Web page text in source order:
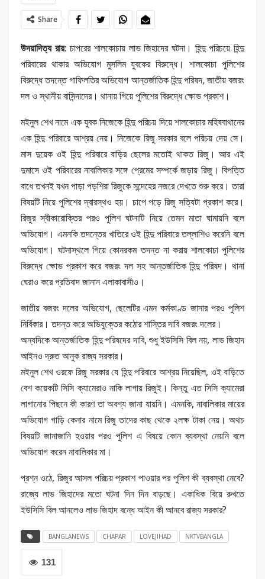
Share
উদয়াদিত্য রায়: চাপরের শালকোচায় লাভ জিহাদের ঘটনা। হিন্দু পরিচয়ে হিন্দু
পরিবারের থাকার অভিযোগ মুসলিম যুবকের বিরুদ্ধে। শালকোচা পুলিশের
বিরুদ্ধে তদন্তে গাফিলতির অভিযোগ আন্তর্জাতিক হিন্দু পরিষদ, জাতীয় বজরং
দল ও স্থানীয় বাসিন্দাদের। থানায় গিয়ে পুলিশের বিরুদ্ধে ক্ষোভ প্রকাশ।
মইনুল শেখ নামে এক যুবক নিজেকে হিন্দু পরিচয় দিয়ে শালকোচার মহিষবাথানের
এক হিন্দু পরিবারে আশ্রয় নেয়। নিজেকে রিজু সরকার বলে পরিচয় দেয় সে।
মাস দুয়েক ওই হিন্দু পরিবারে বাড়ির ছেলের মতোই থাকত রিজু। আর এই
দুমাসে ওই পরিবারের নাবালিকার সঙ্গে প্রেমের সম্পর্কে জড়ায় রিজু। বিপত্তি
বাধে তখনই যখন পাড়া পড়শিরা রিজুকে সন্দেহের নজরে দেখতে শুরু করে। তারা
বিষয়টি নিয়ে পুলিশের দ্বারস্থও হয়। চাপে পড়ে রিজু সত্যিটা প্রকাশ করে।
রিজুর স্বীকারোক্তির পরও পুলিশ ঘটনাটি নিয়ে তেমন মাতা ঘামায়নি বলে
অভিযোগ। এমনকি তদন্তের খাতিরে ওই হিন্দু পরিবারে তল্লাশিও করেনি বলে
অভিযোগ। ঘটনাস্থলে গিয়ে কোনরকম তদন্ত না করায় শালকোচা পুলিশের
বিরুদ্ধে ক্ষোভ প্রকাশ করে বজরং দল সহ আন্তর্জাতিক হিন্দু পরিষদ। থানা
ঘেরাও করে প্রতিবাদ জানান এলাকাবাসীও।
জাতীয় বজরং দলের অভিযোগ, ছেলেটির এমন কর্মকাণ্ড জানার পরও পুলিশ
নির্বিকার। তদন্ত করে অভিযুক্তের কঠোর শাস্তির দাবি বজরং দলের।
অন্যদিকে আন্তর্জাতিক হিন্দু পরিষদের দাবি, শুধু ইউসিসি বিল নয়, লাভ জিহাদ
আইনও দ্রুত আনুক রাজ্য সরকার।
মইনুল শেখ ওরফে রিজু সরকার যে হিন্দু পরিবারে আশ্রয় নিয়েছিল, ওই বাড়িতে
বেশ কয়েকটি সিসি ক্যামেরাও নাকি লাগায় রিজুই। কিন্তু এত সিসি ক্যামেরা
লাগানোর পিছনে কী কারণ তা অবশ্য জানা যায়নি। এমনকি, নাবালিকার মায়ের
অভিযোগ গাড়ি কেনার নামে রিজু তাদের কাছ থেকে ২লক্ষ টাকা নেয়। অথচ
বিষয়টি জানাজানি হওয়ার পরও পুলিশ এ বিষয়ে কোন ব্যবস্থা নেয়নি বলে
অভিযোগ করেন নাবালিকার মা।
প্রশ্ন ওঠে, রিজুর আসল পরিচয় প্রকাশ পাওয়ার পর পুলিশ কী ব্যবস্থা নেবে?
রাজ্যে লাভ জিহাদের মতো ঘটনা দিন দিন বাড়ছে। একাধিক বিয়ে রুখতে
ইউসিসি বিল আনলেও লাভ জিহাদ বন্ধে আইন কী আনবে রাজ্য সরকার?
BANGLANEWS CHAPAR LOVEJIHAD NKTVBANGLA
131